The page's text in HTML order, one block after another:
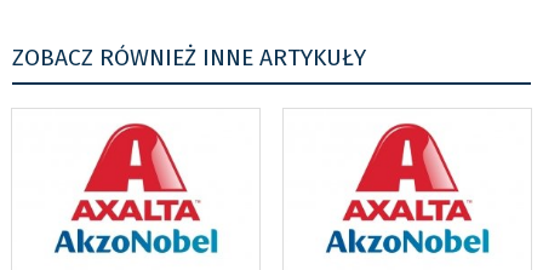
ZOBACZ RÓWNIEŻ INNE ARTYKUŁY